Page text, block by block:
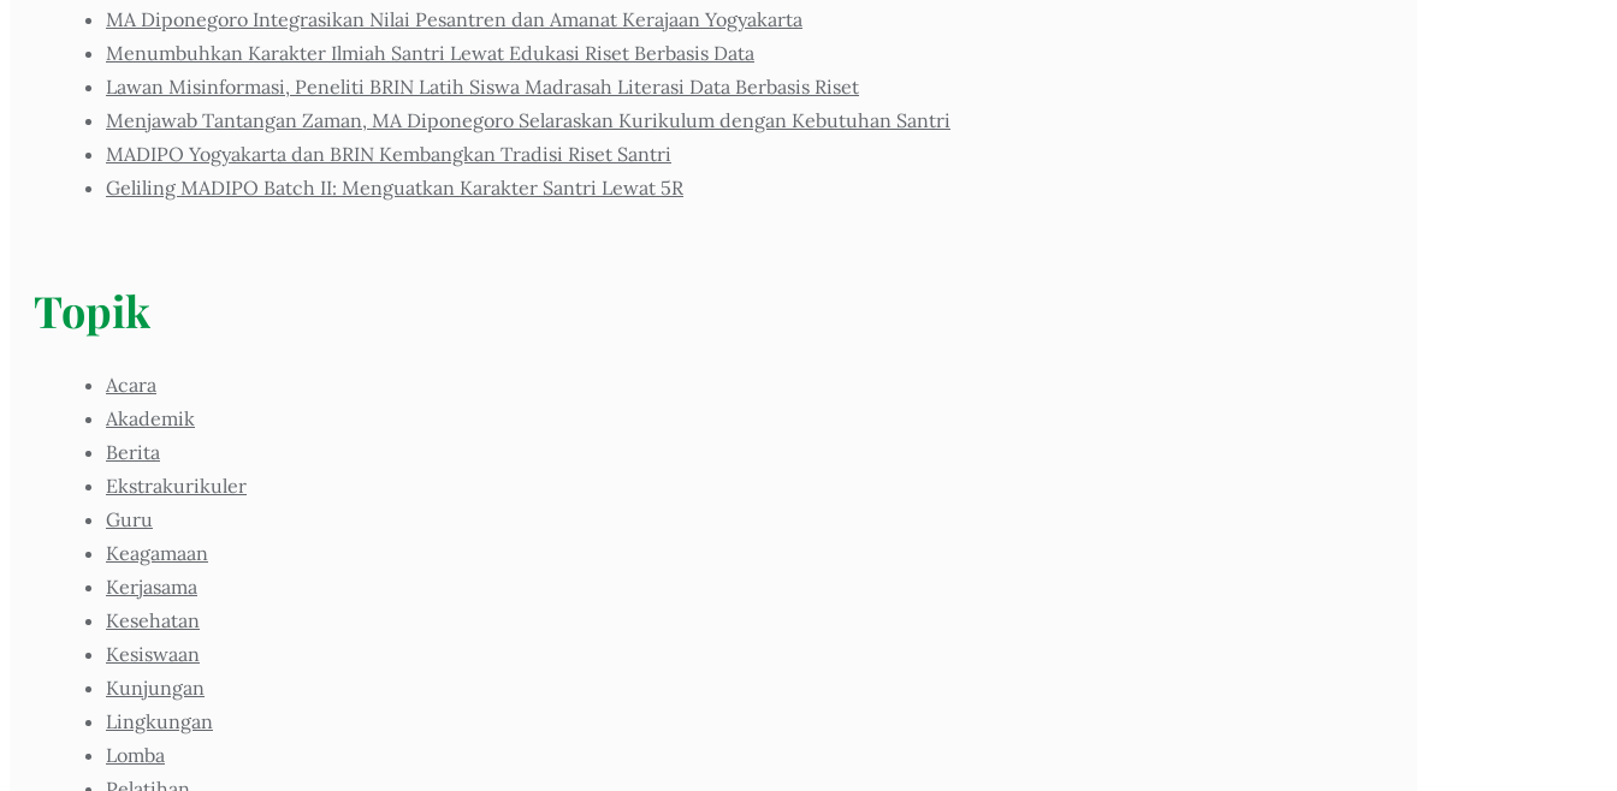
MA Diponegoro Integrasikan Nilai Pesantren dan Amanat Kerajaan Yogyakarta
Menumbuhkan Karakter Ilmiah Santri Lewat Edukasi Riset Berbasis Data
Lawan Misinformasi, Peneliti BRIN Latih Siswa Madrasah Literasi Data Berbasis Riset
Menjawab Tantangan Zaman, MA Diponegoro Selaraskan Kurikulum dengan Kebutuhan Santri
MADIPO Yogyakarta dan BRIN Kembangkan Tradisi Riset Santri
Geliling MADIPO Batch II: Menguatkan Karakter Santri Lewat 5R
Topik
Acara
Akademik
Berita
Ekstrakurikuler
Guru
Keagamaan
Kerjasama
Kesehatan
Kesiswaan
Kunjungan
Lingkungan
Lomba